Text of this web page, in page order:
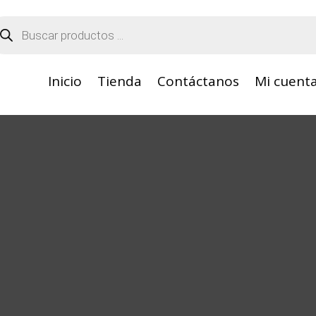
Inicio Tienda Contáctanos Mi